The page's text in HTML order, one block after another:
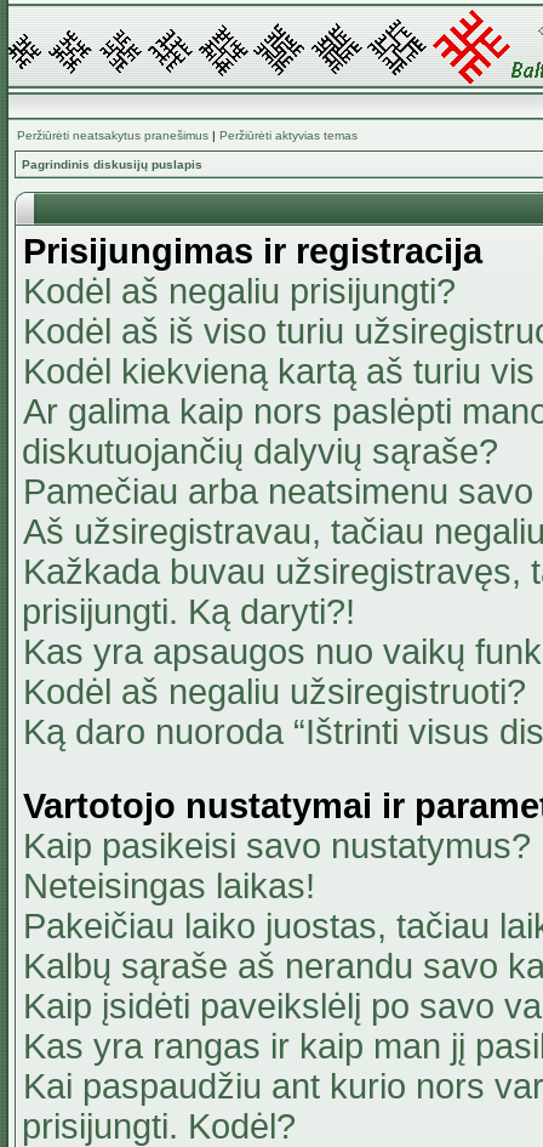
Peržiūrėti neatsakytus pranešimus | Peržiūrėti aktyvias temas
Pagrindinis diskusijų puslapis
Prisijungimas ir registracija
Kodėl aš negaliu prisijungti?
Kodėl aš iš viso turiu
Kodėl kiekvieną kartą aš turiu
Ar galima kaip nors paslėpti
diskutuojančių dalyvių sąraše?
Pamečiau arba neatsimenu
Aš užsiregistravau, tačiau
Kažkada buvau užsiregistravęs,
prisijungti. Ką daryti?!
Kas yra apsaugos nuo vaikų
Kodėl aš negaliu užsiregistruoti?
Ką daro nuoroda “Ištrinti visus
Vartotojo nustatymai ir
Kaip pasikeisi savo nustatymus?
Neteisingas laikas!
Pakeičiau laiko juostas, tačiau
Kalbų sąraše aš nerandu savo
Kaip įsidėti paveikslėlį po savo
Kas yra rangas ir kaip man jį
Kai paspaudžiu ant kurio nors
prisijungti. Kodėl?